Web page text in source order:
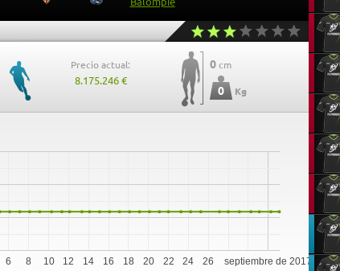
Precio actual:
8.175.246 €
0 cm
0 Kg
septiembre de 2017
6 8 10 12 14 16 18 20 22 24 26